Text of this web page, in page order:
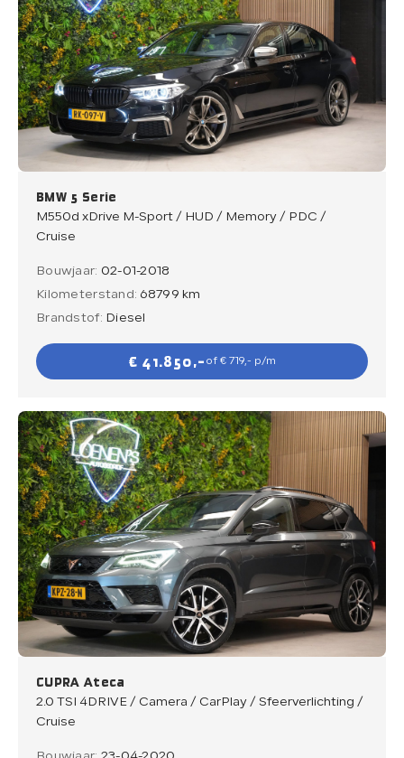
BMW 5 Serie
M550d xDrive M-Sport / HUD / Memory / PDC /
Cruise
Bouwjaar: 02-01-2018
Kilometerstand: 68799 km
Brandstof: Diesel
€ 41.850,- of € 719,- p/m
CUPRA Ateca
2.0 TSI 4DRIVE / Camera / CarPlay / Sfeerverlichting /
Cruise